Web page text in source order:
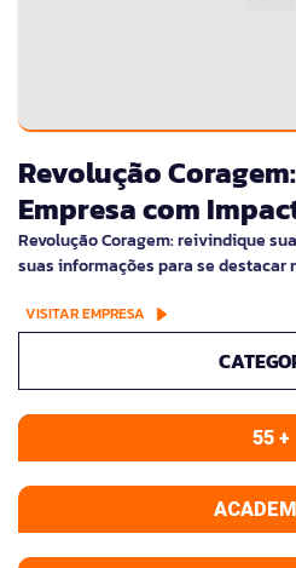
Revolução
Empresa com
Revolução Coragem: reivindique
suas informações para se destacar
VISITAR EMPRESA
55 +